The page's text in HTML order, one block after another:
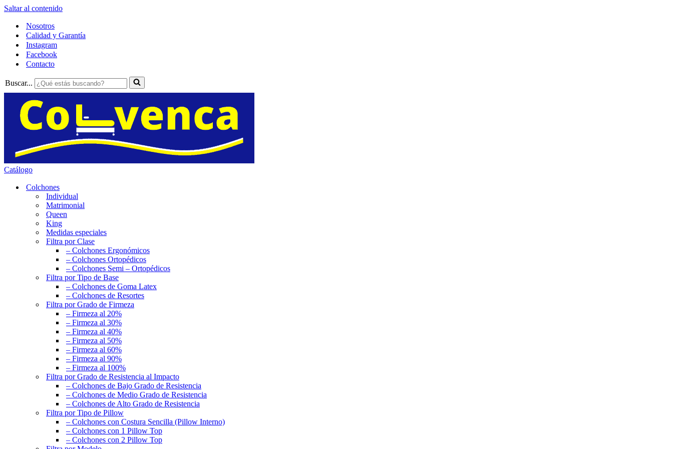
Saltar al contenido
Nosotros
Calidad y Garantía
Instagram
Facebook
Contacto
Buscar...
Catálogo
Colchones
Individual
Matrimonial
Queen
King
Medidas especiales
Filtra por Clase
– Colchones Ergonómicos
– Colchones Ortopédicos
– Colchones Semi – Ortopédicos
Filtra por Tipo de Base
– Colchones de Goma Latex
– Colchones de Resortes
Filtra por Grado de Firmeza
– Firmeza al 20%
– Firmeza al 30%
– Firmeza al 40%
– Firmeza al 50%
– Firmeza al 60%
– Firmeza al 90%
– Firmeza al 100%
Filtra por Grado de Resistencia al Impacto
– Colchones de Bajo Grado de Resistencia
– Colchones de Medio Grado de Resistencia
– Colchones de Alto Grado de Resistencia
Filtra por Tipo de Pillow
– Colchones con Costura Sencilla (Pillow Interno)
– Colchones con 1 Pillow Top
– Colchones con 2 Pillow Top